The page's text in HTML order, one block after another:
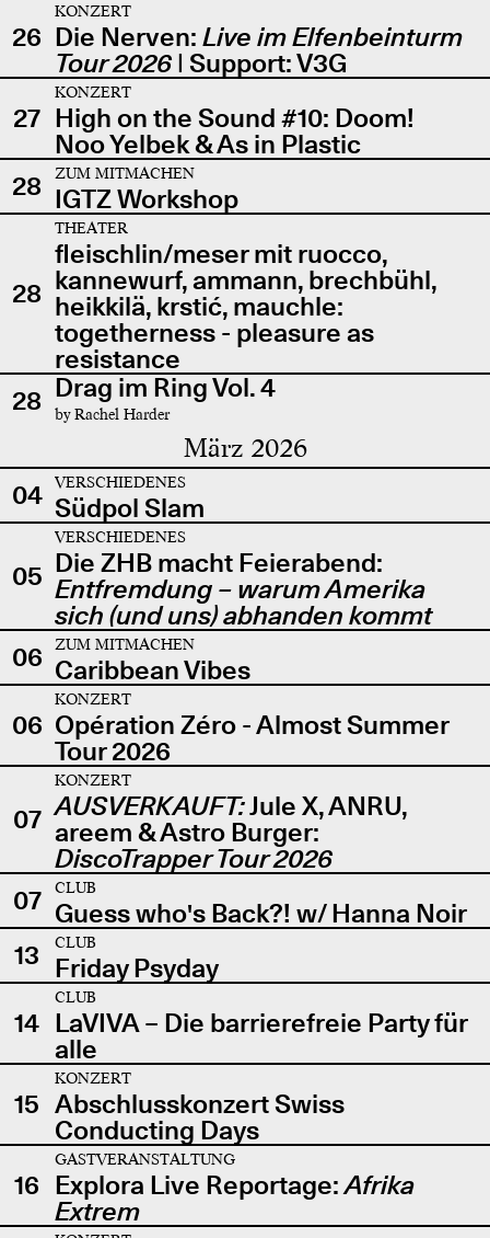
26
KONZERT
Die Nerven: Live im Elfenbeinturm
Tour 2026| Support: V3G
27
KONZERT
High on the Sound #10: Doom!
Noo Yelbek & As in Plastic
28
ZUM MITMACHEN
IGTZ Workshop
28
THEATER
fleischlin/meser mit ruocco,
kannewurf, ammann, brechbühl,
heikkilä, krstić, mauchle:
togetherness - pleasure as
resistance
28 Drag im Ring Vol. 4
by Rachel Harder
März 2026
04 VERSCHIEDENES
Südpol Slam
05
VERSCHIEDENES
Die ZHB macht Feierabend:
Entfremdung – warum Amerika
sich (und uns) abhanden kommt
06
ZUM MITMACHEN
Caribbean Vibes
06
KONZERT
Opération Zéro - Almost Summer
Tour 2026
07
KONZERT
AUSVERKAUFT:Jule X, ANRU,
areem & Astro Burger:
DiscoTrapper Tour 2026
07
CLUB
Guess who's Back?! w/ Hanna Noir
13
CLUB
Friday Psyday
14
CLUB
LaVIVA – Die barrierefreie Party für
alle
15
KONZERT
Abschlusskonzert Swiss
Conducting Days
16
GASTVERANSTALTUNG
Explora Live Reportage:Afrika
Extrem